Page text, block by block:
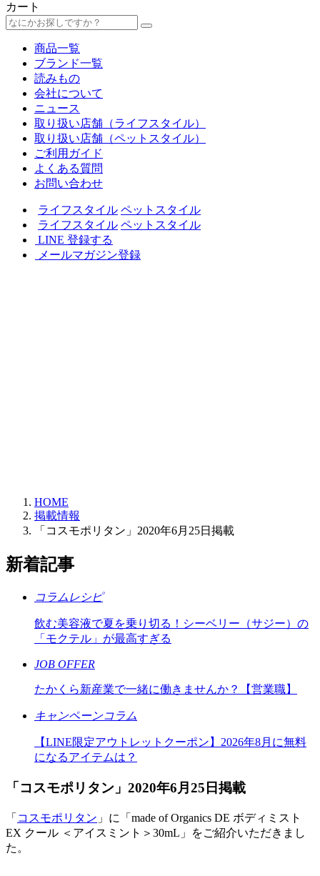
カート
商品一覧
ブランド一覧
読みもの
会社について
ニュース
取り扱い店舗（ライフスタイル）
取り扱い店舗（ペットスタイル）
ご利用ガイド
よくある質問
お問い合わせ
ライフスタイル ペットスタイル
ライフスタイル ペットスタイル
LINE 登録する
メールマガジン登録
HOME
掲載情報
「コスモポリタン」2020年6月25日掲載
新着記事
コラムレシピ
飲む美容液で夏を乗り切る！シーベリー（サジー）の
「モクテル」が最高すぎる
JOB OFFER
たかくら新産業で一緒に働きませんか？【営業職】
キャンペーンコラム
【LINE限定アウトレットクーポン】2026年8月に無料
になるアイテムは？
「コスモポリタン」2020年6月25日掲載
「 コスモポリタン 」に「made of Organics DE ボディミスト
EX クール ＜アイスミント＞30mL」をご紹介いただきまし
た。